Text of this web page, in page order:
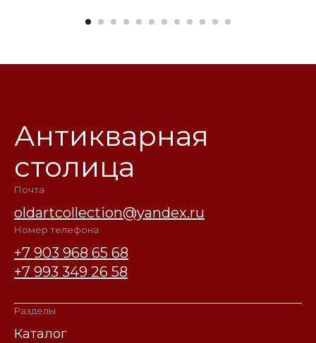
Антикварная
столица
Почта
oldartcollection@yandex.ru
Номер телефона
+7 903 968 65 68
+7 993 349 26 58
Разделы
Каталог